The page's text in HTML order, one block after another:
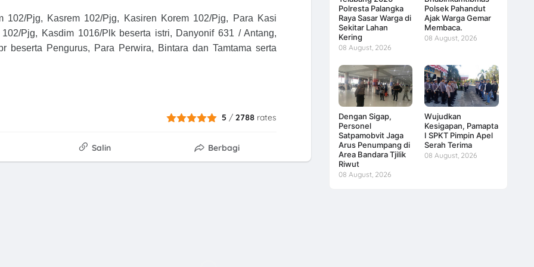
102/Pjg, Kasrem 102/Pjg, Kasiren Korem 102/Pjg, Para Kasi
Pjg, Kasdim 1016/Plk beserta istri, Danyonif 631 / Antang,
beserta Pengurus, Para Perwira, Bintara dan Tamtama serta
5 /2788 rates
Salin Berbagi
Polresta Palangka
Raya Sasar Warga di
Sekitar Lahan
Kering
08 August, 2026
Polsek Pahandut
Ajak Warga Gemar
Membaca.
08 August, 2026
Dengan Sigap,
Personel
Satpamobvit Jaga
Arus Penumpang di
Area Bandara Tjilik
Riwut
08 August, 2026
Wujudkan
Kesigapan, Pamapta
I SPKT Pimpin Apel
Serah Terima
08 August, 2026